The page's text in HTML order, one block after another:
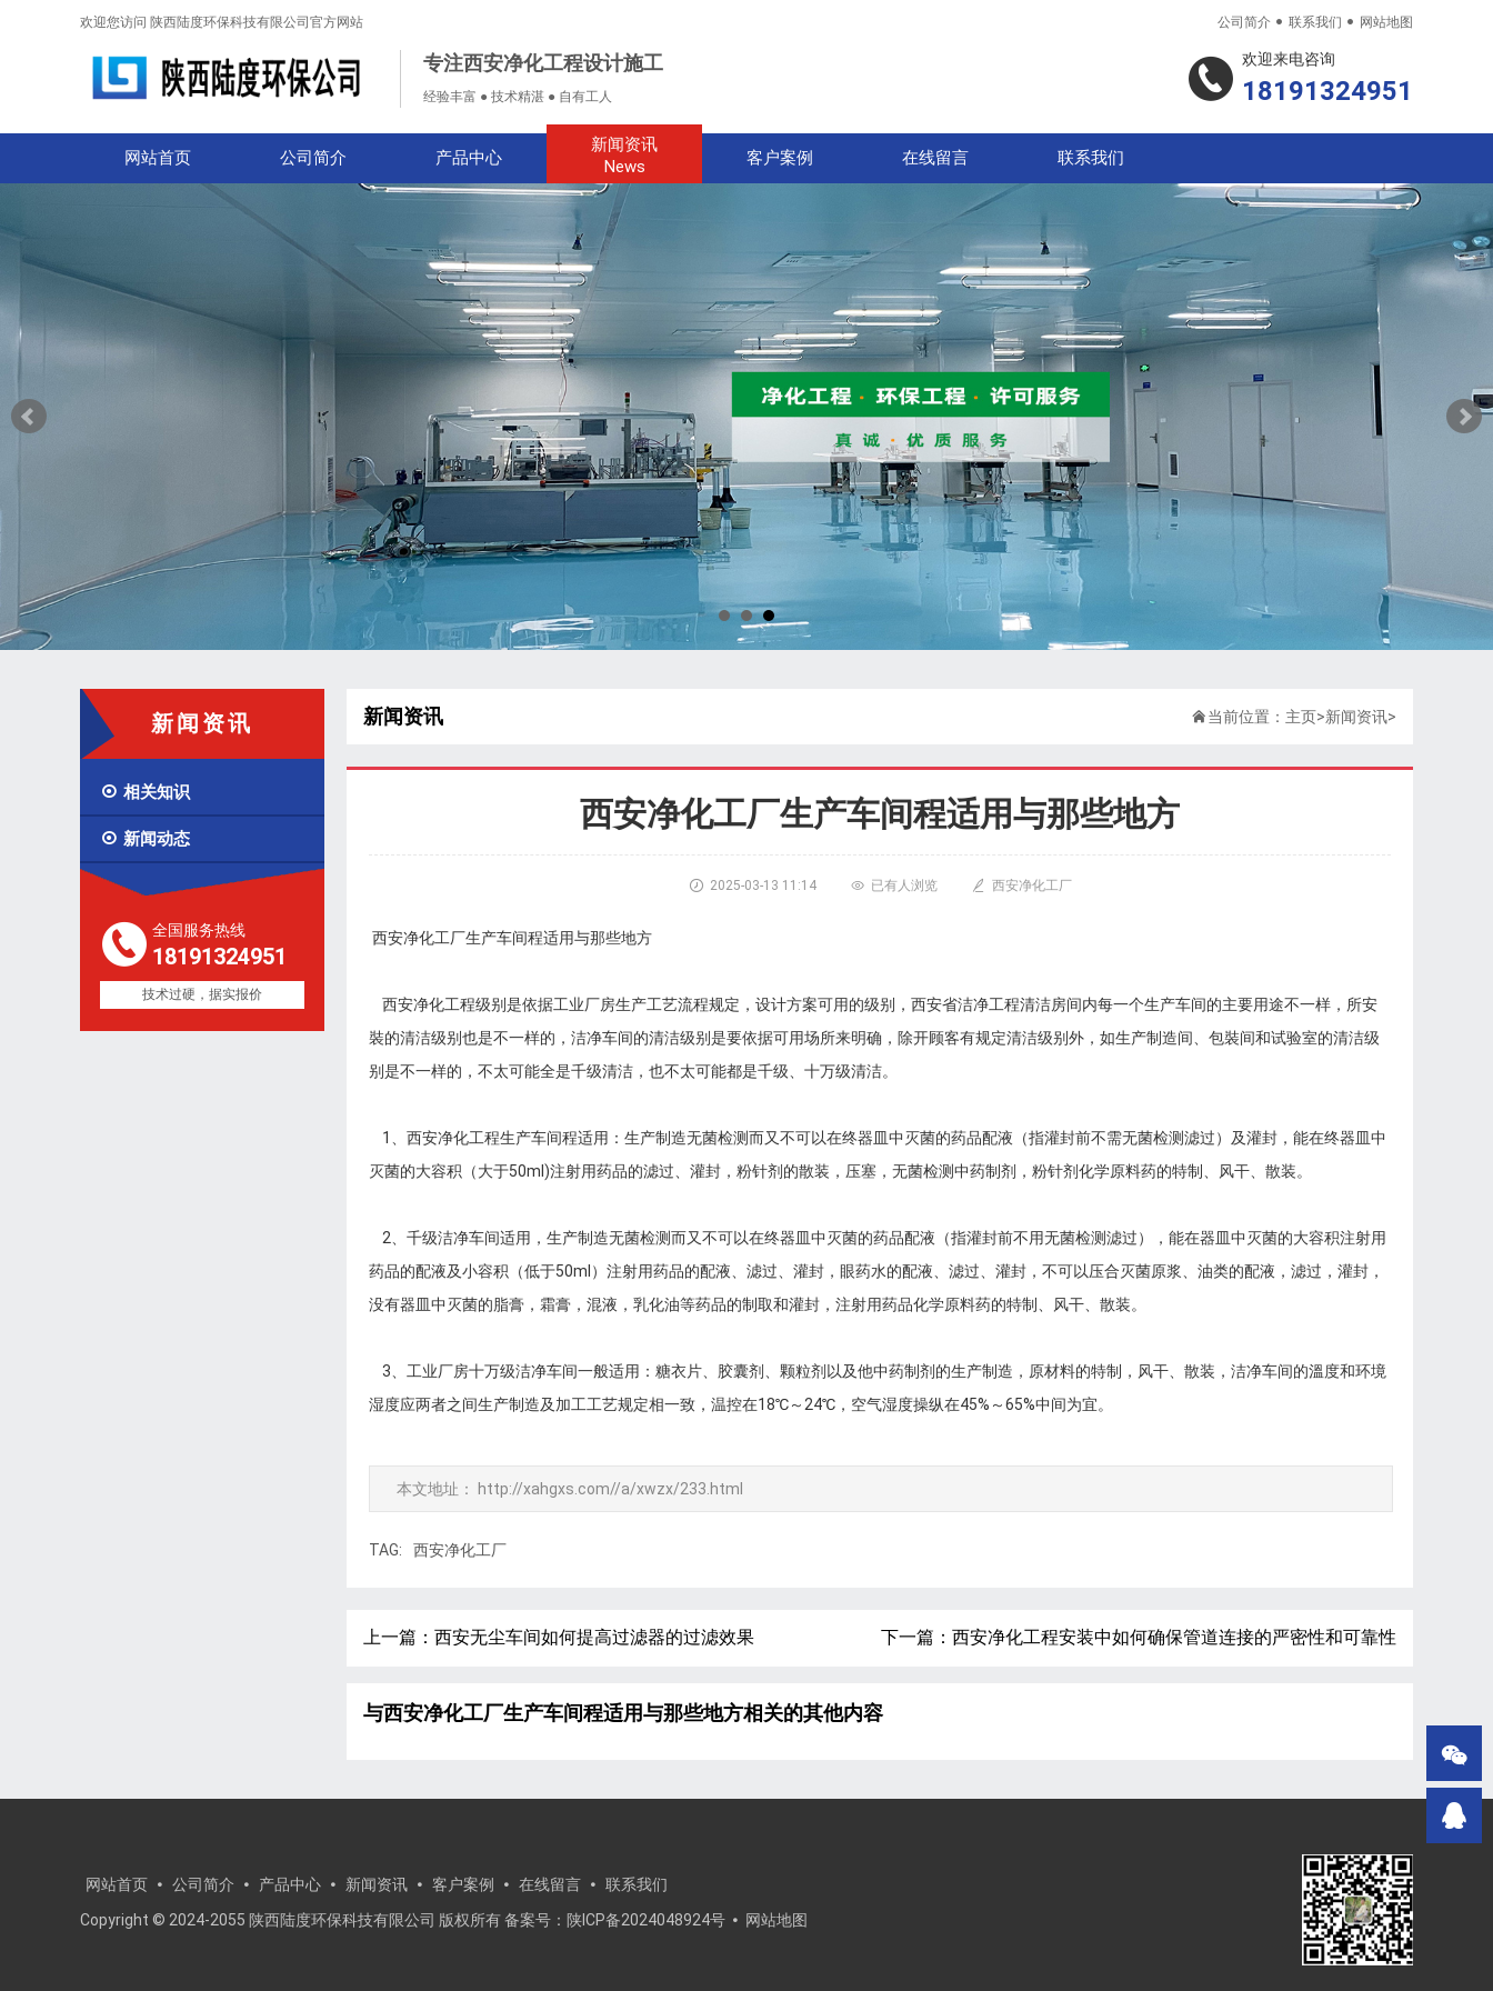
欢迎您访问 陕西陆度环保科技有限公司官方网站 公司简介  联系我们  网站地图
专注西安净化工程设计施工
经验丰富 ● 技术精湛 ● 自有工人
欢迎来电咨询
18191324951
网站首页 公司简介 产品中心
新闻资讯
News
客户案例 在线留言 联系我们
新闻资讯
 相关知识
 新闻动态
全国服务热线
18191324951
技术过硬，据实报价
新闻资讯 当前位置： 主页>新闻资讯>
西安净化工厂生产车间程适用与那些地方
 2025-03-13 11:14  已有人浏览  西安净化工厂
西安净化工厂生产车间程适用与那些地方
西安净化工程级别是依据工业厂房生产工艺流程规定，设计方案可用的级别，西安省洁净工程清洁房间内每一个生产车间的主要用途不一样，所安
裝的清洁级别也是不一样的，洁净车间的清洁级别是要依据可用场所来明确，除开顾客有规定清洁级别外，如生产制造间、包裝间和试验室的清洁级
别是不一样的，不太可能全是千级清洁，也不太可能都是千级、十万级清洁。
1、西安净化工程生产车间程适用：生产制造无菌检测而又不可以在终器皿中灭菌的药品配液（指灌封前不需无菌检测滤过）及灌封，能在终器皿中
灭菌的大容积（大于50ml)注射用药品的滤过、灌封，粉针剂的散装，压塞，无菌检测中药制剂，粉针剂化学原料药的特制、风干、散装。
2、千级洁净车间适用，生产制造无菌检测而又不可以在终器皿中灭菌的药品配液（指灌封前不用无菌检测滤过），能在器皿中灭菌的大容积注射用
药品的配液及小容积（低于50ml）注射用药品的配液、滤过、灌封，眼药水的配液、滤过、灌封，不可以压合灭菌原浆、油类的配液，滤过，灌封，
没有器皿中灭菌的脂膏，霜膏，混液，乳化油等药品的制取和灌封，注射用药品化学原料药的特制、风干、散装。
3、工业厂房十万级洁净车间一般适用：糖衣片、胶囊剂、颗粒剂以及他中药制剂的生产制造，原材料的特制，风干、散装，洁净车间的溫度和环境
湿度应两者之间生产制造及加工工艺规定相一致，温控在18℃～24℃，空气湿度操纵在45%～65%中间为宜。
本文地址： http://xahgxs.com//a/xwzx/233.html
TAG: 西安净化工厂
上一篇： 西安无尘车间如何提高过滤器的过滤效果 下一篇： 西安净化工程安装中如何确保管道连接的严密性和可靠性
与西安净化工厂生产车间程适用与那些地方相关的其他内容
网站首页 公司简介 产品中心 新闻资讯 客户案例 在线留言
联系我们
Copyright © 2024-2055 陕西陆度环保科技有限公司 版权所有 备案号： 陕ICP备2024048924号 网站地图

